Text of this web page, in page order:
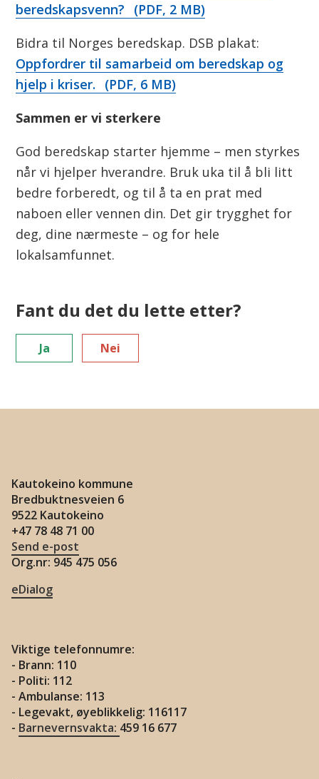
beredskapsvenn?
(PDF, 2 MB)
Bidra til Norges beredskap. DSB plakat:
Oppfordrer til samarbeid om beredskap og
hjelp i kriser.
(PDF, 6 MB)
Sammen er vi sterkere
God beredskap starter hjemme – men styrkes
når vi hjelper hverandre. Bruk uka til å bli litt
bedre forberedt, og til å ta en prat med
naboen eller vennen din. Det gir trygghet for
deg, dine nærmeste – og for hele
lokalsamfunnet.
Fant du det du lette etter?
Ja Nei
Kautokeino kommune
Bredbuktnesveien 6
9522 Kautokeino
+47 78 48 71 00
Send e-post
Org.nr: 945 475 056
eDialog
Viktige telefonnumre:
- Brann: 110
- Politi: 112
- Ambulanse: 113
- Legevakt, øyeblikkelig: 116117
- Barnevernsvakta: 459 16 677